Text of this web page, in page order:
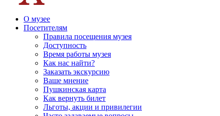
О музее
Посетителям
Правила посещения музея
Доступность
Время работы музея
Как нас найти?
Заказать экскурсию
Ваше мнение
Пушкинская карта
Как вернуть билет
Льготы, акции и привилегии